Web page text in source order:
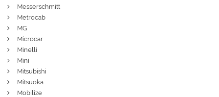
Messerschmitt
Metrocab
MG
Microcar
Minelli
Mini
Mitsubishi
Mitsuoka
Mobilize